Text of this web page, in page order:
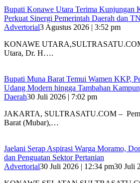
Bupati Konawe Utara Terima Kunjungan
Perkuat Sinergi Pemerintah Daerah dan
Advertorial3 Agustus 2026 | 3:52 pm
‎KONAWE
Utara, Dr. H….
‎Bupati Muna Barat Temui Wamen KKP,
Udang Modern hingga Tambahan
Daerah30 Juli 2026 | 7:02 pm
‎JAKARTA, SULTRASATU.COM –
Barat (Mubar),…
Jaelani Serap Aspirasi Warga Moramo,
dan Penguatan Sektor Pertanian
Advertorial30 Juli 2026 | 12:34 pm30 Juli